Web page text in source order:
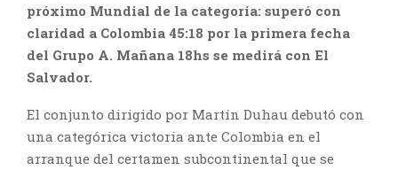
próximo Mundial de la categoría: superó con
claridad a Colombia 45:18 por la primera fecha
del Grupo A. Mañana 18hs se medirá con El
Salvador.
El conjunto dirigido por Martín Duhau debutó con
una categórica victoria ante Colombia en el
arranque del certamen subcontinental que se